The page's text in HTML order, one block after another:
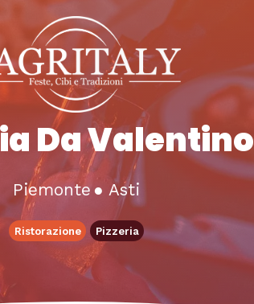
Da Valentino
Piemonte ● Asti
Ristorazione Pizzeria